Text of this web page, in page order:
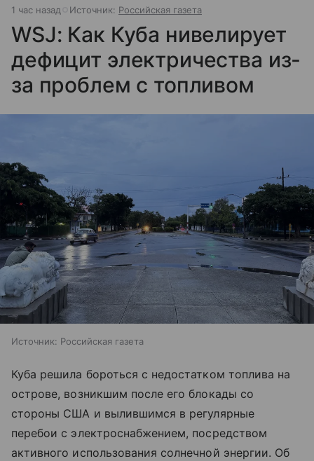
1 час назад Источник: Российская газета
WSJ: Как Куба нивелирует
дефицит электричества из-
за проблем с топливом
Источник: Российская газета
Куба решила бороться с недостатком топлива на
острове, возникшим после его блокады со
стороны США и вылившимся в регулярные
перебои с электроснабжением, посредством
активного использования солнечной энергии. Об